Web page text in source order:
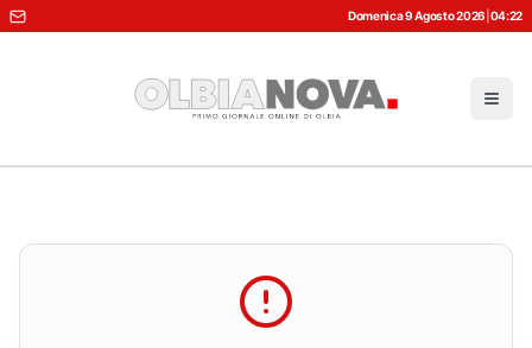
Domenica 9 Agosto 2026 04:22